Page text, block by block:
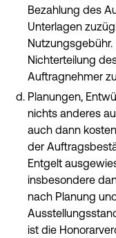
Bezahlung des
Unterlagen
Nichterteilung
Auftragnehmer
Planungen,
nichts anderes
auch dann
der
Entgelt
insbesondere
nach Planung
ist die